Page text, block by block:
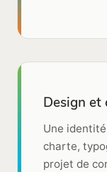
Design et
Une
charte,
projet de